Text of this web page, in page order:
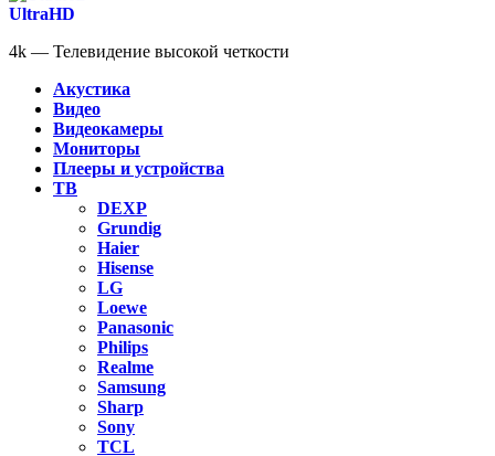
UltraHD
4k — Телевидение высокой четкости
Акустика
Видео
Видеокамеры
Мониторы
Плееры и устройства
ТВ
DEXP
Grundig
Haier
Hisense
LG
Loewe
Panasonic
Philips
Realme
Samsung
Sharp
Sony
TCL